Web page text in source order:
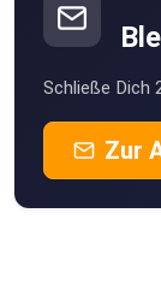
Schließe Dich
Zur